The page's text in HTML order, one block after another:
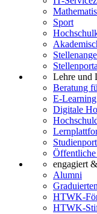
Sport
Lehre und
Beratung
E-Learning
Digitale
Öffentliche
engagiert
Alumni
HTWK-
HTWK-